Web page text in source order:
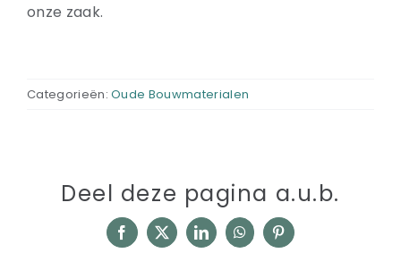
onze zaak.
Categorieën:Oude Bouwmaterialen
Deel deze pagina a.u.b.
Facebook
X LinkedInWhatsAppPinterest